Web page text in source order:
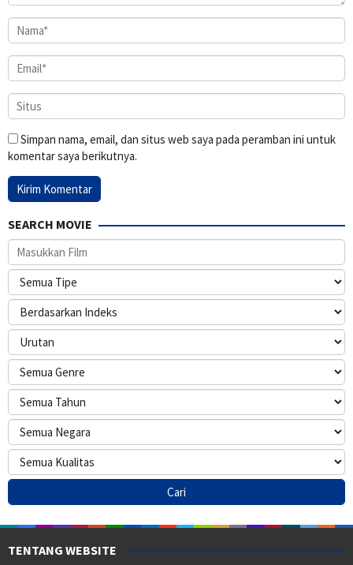
Simpan nama, email, dan situs web saya pada peramban ini untuk
komentar saya berikutnya.
SEARCH MOVIE
TENTANG WEBSITE